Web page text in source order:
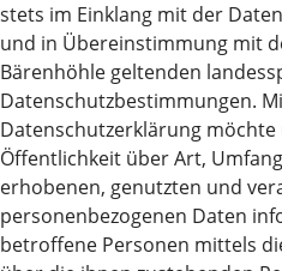
stets im Einklang mit der
und in Übereinstimmung mit
Bärenhöhle geltenden
Datenschutzbestimmungen.
Datenschutzerklärung
Öffentlichkeit über Art,
erhobenen, genutzten und
personenbezogenen Daten
betroffene Personen mittels